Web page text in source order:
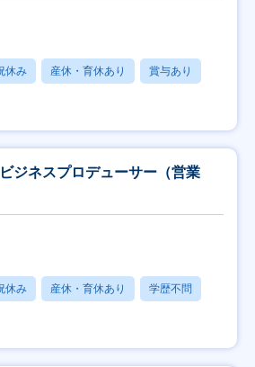
休み 産休・育休あり 賞与あり
ジネスプロデューサー（営業
休み 産休・育休あり 学歴不問